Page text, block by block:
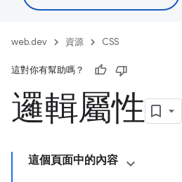
web.dev 資源 CSS
這對你有幫助嗎？
邏輯屬性
這個頁面中的內容